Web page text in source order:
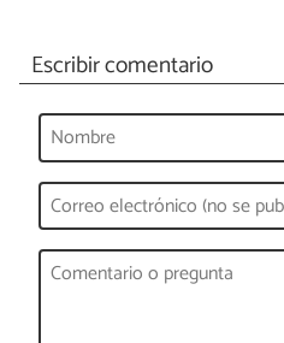
Escribir comentario